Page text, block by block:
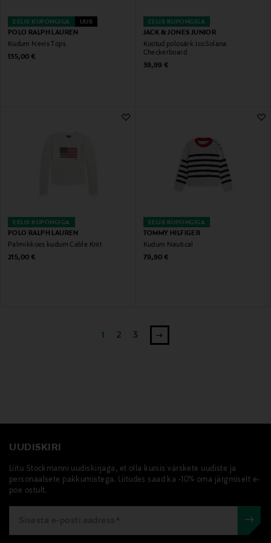
EELIS KUPONGIGA UUS
POLO RALPH LAUREN
Kudum Nevis Tops
Original Price
135,00 €
EELIS KUPONGIGA
JACK & JONES JUNIOR
Kootud polosärk JcoSolana
Checkerboard
Original Price
39,99 €
EELIS KUPONGIGA
POLO RALPH LAUREN
Palmikkoes kudum Cable Knit
Original Price
215,00 €
EELIS KUPONGIGA
TOMMY HILFIGER
Kudum Nautical
Original Price
79,90 €
1 2 3
UUDISKIRI
Liitu Stockmanni uudiskirjaga, et olla kursis värskete uudiste ja
personaalsete pakkumistega. Liitudes saad ka -10% oma järgmiselt e-
poe ostult.